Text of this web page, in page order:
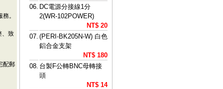
。
、致
配郵
06. DC電源分接線1分
2(WR-102POWER)
NT$ 20
07. (PERI-BK205N-W) 白色
鋁合金支架
NT$ 180
08. 台製F公轉BNC母轉接
頭
NT$ 14